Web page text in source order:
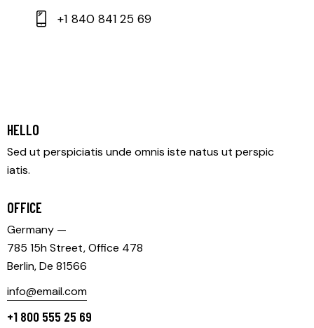
+1 840 841 25 69
HELLO
Sed ut perspiciatis unde omnis iste natus ut perspic
iatis.
OFFICE
Germany —
785 15h Street, Office 478
Berlin, De 81566
info@email.com
+1 800 555 25 69